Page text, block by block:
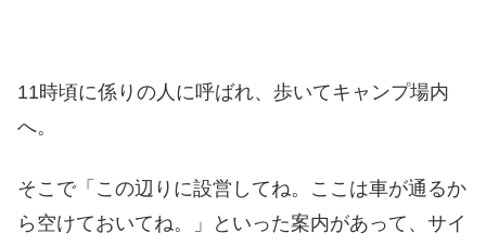
11時頃に係りの人に呼ばれ、歩いてキャンプ場内
へ。
そこで「この辺りに設営してね。ここは車が通るか
ら空けておいてね。」といった案内があって、サイ